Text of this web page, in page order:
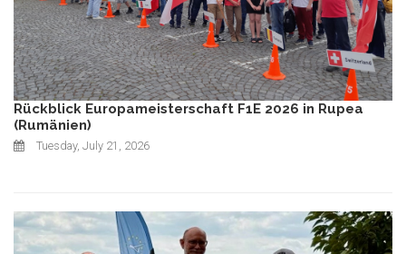
Rückblick Europameisterschaft F1E 2026 in Rupea
(Rumänien)
Tuesday, July 21, 2026